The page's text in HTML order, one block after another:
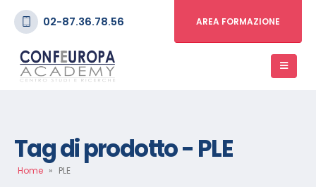
02-87.36.78.56 AREA FORMAZIONE
Tag di prodotto - PLE
Home » PLE